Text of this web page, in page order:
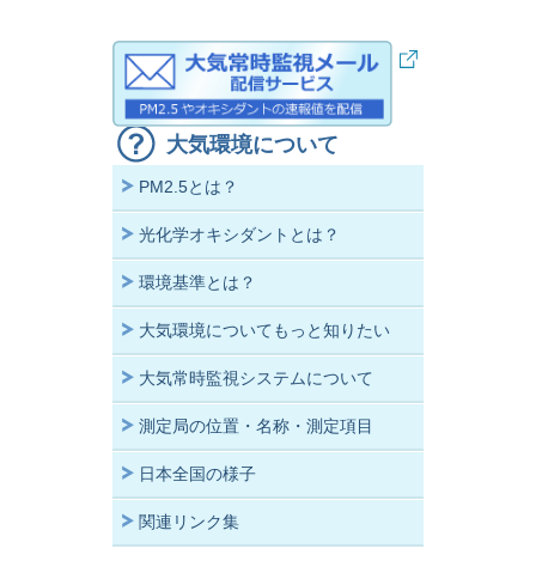
大気環境について
PM2.5とは？
光化学オキシダントとは？
環境基準とは？
大気環境についてもっと知りたい
大気常時監視システムについて
測定局の位置・名称・測定項目
日本全国の様子
関連リンク集